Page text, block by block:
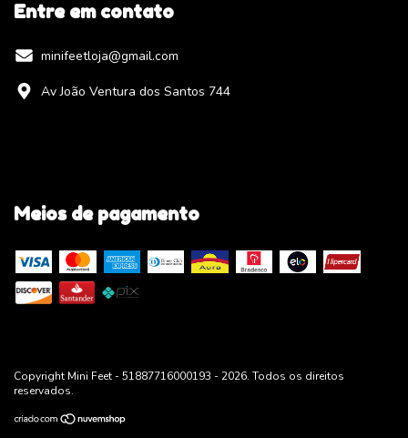
Entre em contato
minifeetloja@gmail.com
Av João Ventura dos Santos 744
Meios de pagamento
Copyright Mini Feet - 51887716000193 - 2026. Todos os direitos
reservados.